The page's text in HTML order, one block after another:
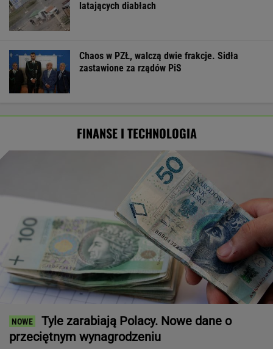
latających diabłach
Chaos w PZŁ, walczą dwie frakcje. Sidła
zastawione za rządów PiS
FINANSE I TECHNOLOGIA
Tyle zarabiają Polacy. Nowe dane o
przeciętnym wynagrodzeniu